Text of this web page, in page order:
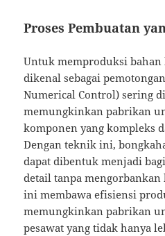
Proses Pembuatan
Untuk memproduksi bahan
dikenal sebagai
Numerical Control) sering
memungkinkan pabrikan
komponen yang kompleks
Dengan teknik ini,
dapat dibentuk menjadi
detail tanpa
ini membawa efisiensi
memungkinkan pabrikan
pesawat yang tidak hanya